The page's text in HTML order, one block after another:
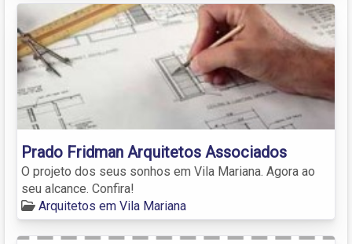
Prado Fridman Arquitetos Associados
O projeto dos seus sonhos em Vila Mariana. Agora ao
seu alcance. Confira!
Arquitetos em Vila Mariana